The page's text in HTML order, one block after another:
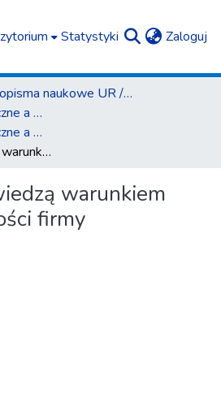
Statystyki Zaloguj
Czasopisma naukowe UR / Scientific Journals
Nierówności społeczne a wzrost gospodarczy
Nierówności społeczne a wzrost gospodarczy z. 10 (2007)
Zarządzanie wiedzą warunkiem wzrostu wartości firmy
warunkiem
firmy